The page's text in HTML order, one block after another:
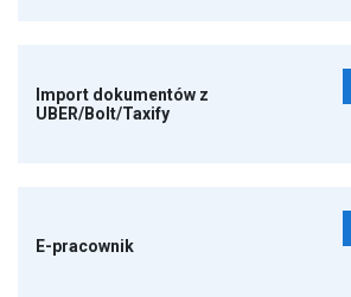
Import dokumentów z
UBER/Bolt/Taxify
E-pracownik